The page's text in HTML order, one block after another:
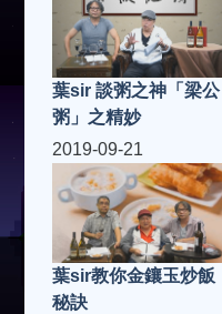
葉sir 談粥之神「梁公
粥」之精妙
2019-09-21
葉sir教你金鑲玉炒飯
秘訣